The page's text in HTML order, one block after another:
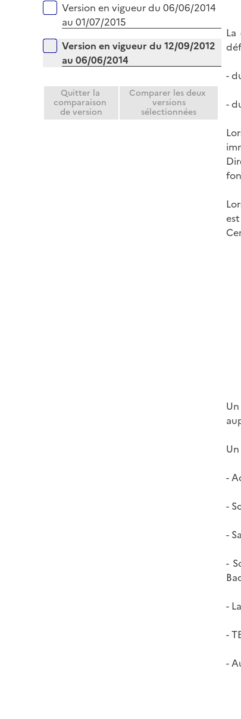
Version en vigueur du 06/06/2014
au 01/07/2015
Version en vigueur du 12/09/2012
au 06/06/2014
Quitter la
comparaison
de version
Comparer les deux
versions
sélectionnées
-
-
-
-
-
-
-
-
-